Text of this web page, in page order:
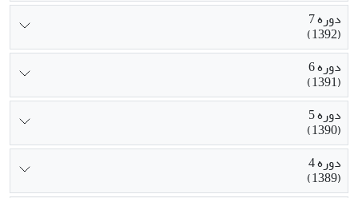
دوره 7
(1392)
دوره 6
(1391)
دوره 5
(1390)
دوره 4
(1389)